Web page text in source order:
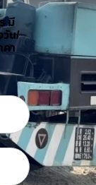
มี
วัน/
คา